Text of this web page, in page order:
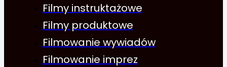
Filmy instruktażowe
Filmy produktowe
Filmowanie wywiadów
Filmowanie imprez